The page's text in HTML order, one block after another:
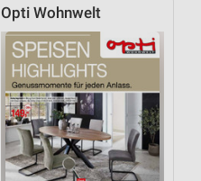
Opti Wohnwelt